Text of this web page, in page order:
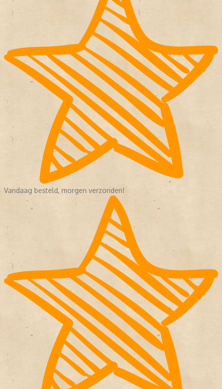
Vandaag besteld, morgen verzonden!